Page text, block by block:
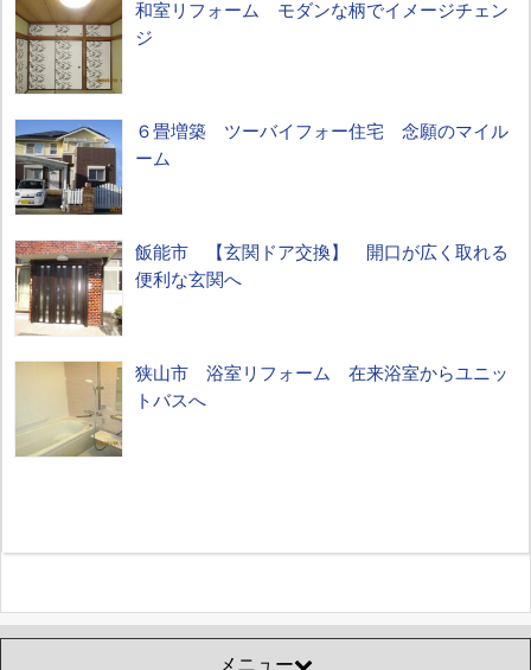
和室リフォーム モダンな柄でイメージチェン
ジ
６畳増築 ツーバイフォー住宅 念願のマイル
ーム
飯能市 【玄関ドア交換】 開口が広く取れる
便利な玄関へ
狭山市 浴室リフォーム 在来浴室からユニッ
トバスへ
メニュー